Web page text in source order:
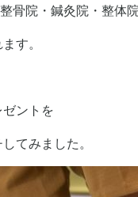
骨院・鍼灸院・整体
す。
ントを
てみました。